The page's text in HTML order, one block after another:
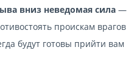
вниз неведомая сила —
проискам врагов
будут готовы прийти вам